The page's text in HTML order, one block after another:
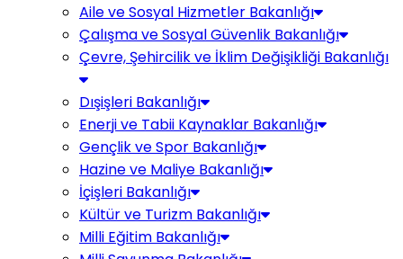
Aile ve Sosyal Hizmetler Bakanlığı
Çalışma ve Sosyal Güvenlik Bakanlığı
Çevre, Şehircilik ve İklim Değişikliği Bakanlığı
Dışişleri Bakanlığı
Enerji ve Tabii Kaynaklar Bakanlığı
Gençlik ve Spor Bakanlığı
Hazine ve Maliye Bakanlığı
İçişleri Bakanlığı
Kültür ve Turizm Bakanlığı
Milli Eğitim Bakanlığı